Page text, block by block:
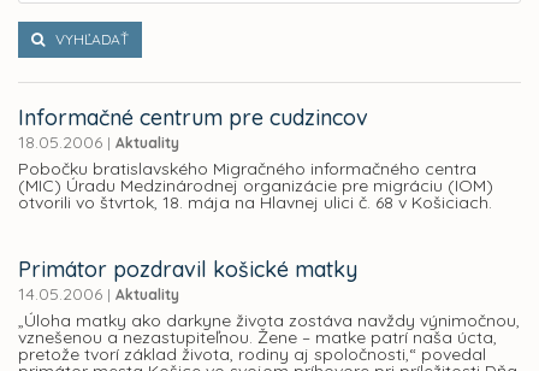
VYHĽADAŤ
Informačné centrum pre cudzincov
18.05.2006 | Aktuality
Pobočku bratislavského Migračného informačného centra
(MIC) Úradu Medzinárodnej organizácie pre migráciu (IOM)
otvorili vo štvrtok, 18. mája na Hlavnej ulici č. 68 v Košiciach.
Primátor pozdravil košické matky
14.05.2006 | Aktuality
„Úloha matky ako darkyne života zostáva navždy výnimočnou,
vznešenou a nezastupiteľnou. Žene – matke patrí naša úcta,
pretože tvorí základ života, rodiny aj spoločnosti,“ povedal